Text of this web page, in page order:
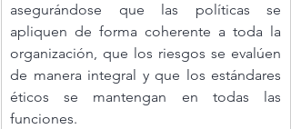
asegurándose que las políticas se
apliquen de forma coherente a toda la
organización, que los riesgos se evalúen
de manera integral y que los estándares
éticos se mantengan en todas las
funciones.